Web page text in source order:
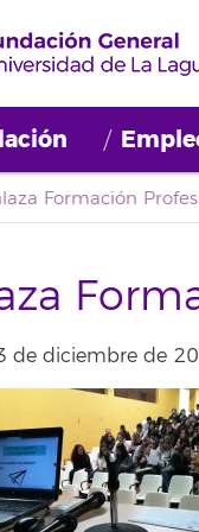
Formación
de diciembre de